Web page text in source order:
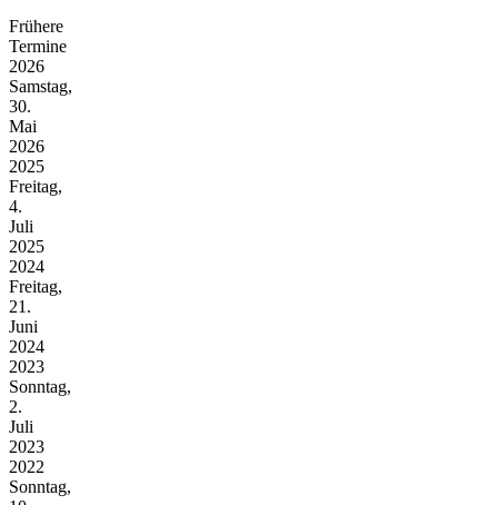
Frühere
Termine
2026
Samstag,
30.
Mai
2026
2025
Freitag,
4.
Juli
2025
2024
Freitag,
21.
Juni
2024
2023
Sonntag,
2.
Juli
2023
2022
Sonntag,